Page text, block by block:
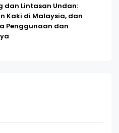
dan Lintasan Undan:
Kaki di Malaysia, dan
Penggunaan dan